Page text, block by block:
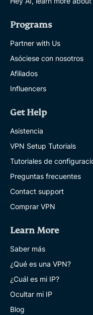
Programs
Partner with Us
Asóciese con nosotros
Afiliados
Influencers
Get Help
Asistencia
VPN Setup Tutorials
Tutoriales de
Preguntas frecuentes
Contact support
Comprar VPN
Learn More
Saber más
¿Qué es una VPN?
¿Cuál es mi IP?
Ocultar mi IP
Blog